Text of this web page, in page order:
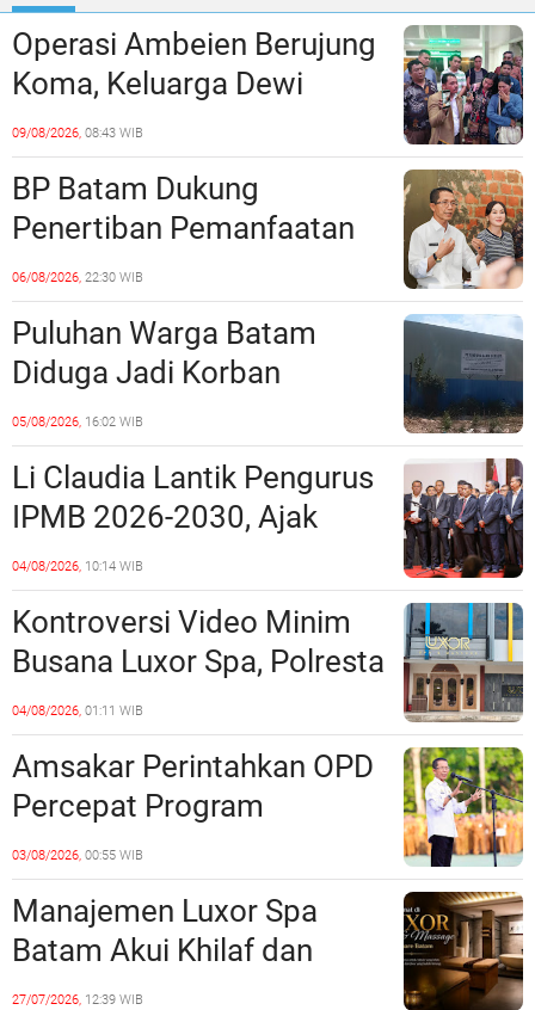
Operasi Ambeien Berujung
Koma, Keluarga Dewi
Sartika Polisikan RS Awal
Bros Botania
09/08/2026, 08:43 WIB
BP Batam Dukung
Penertiban Pemanfaatan
Ruang Laut Sesuai
Ketentuan Peraturan
Perundang-undangan
06/08/2026, 22:30 WIB
Puluhan Warga Batam
Diduga Jadi Korban
Penipuan Kavling Hingga
Miliaran Rupiah, Laporan ke
Polda Kepri Jalan di
Tempat?
05/08/2026, 16:02 WIB
Li Claudia Lantik Pengurus
IPMB 2026-2030, Ajak
Perkuat Kerukunan dan
Sinergi dengan Pemko
Batam
04/08/2026, 10:14 WIB
Kontroversi Video Minim
Busana Luxor Spa, Polresta
Barelang Usut Tuntas
Unsur Pelanggaran Hukum
04/08/2026, 01:11 WIB
Amsakar Perintahkan OPD
Percepat Program
Prioritas, Targetkan
Realisasi Pembangunan
Lampaui 50 Persen
03/08/2026, 00:55 WIB
Manajemen Luxor Spa
Batam Akui Khilaf dan
Minta Maaf, Konten
27/07/2026, 12:39 WIB